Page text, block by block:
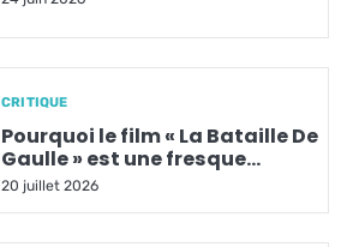
CRITIQUE
Pourquoi le film « La Bataille De
Gaulle » est une fresque
historique incontournable ?
20 juillet 2026